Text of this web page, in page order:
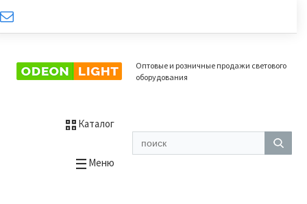
Оптовые и розничные продажи светового
оборудования
Каталог
Меню